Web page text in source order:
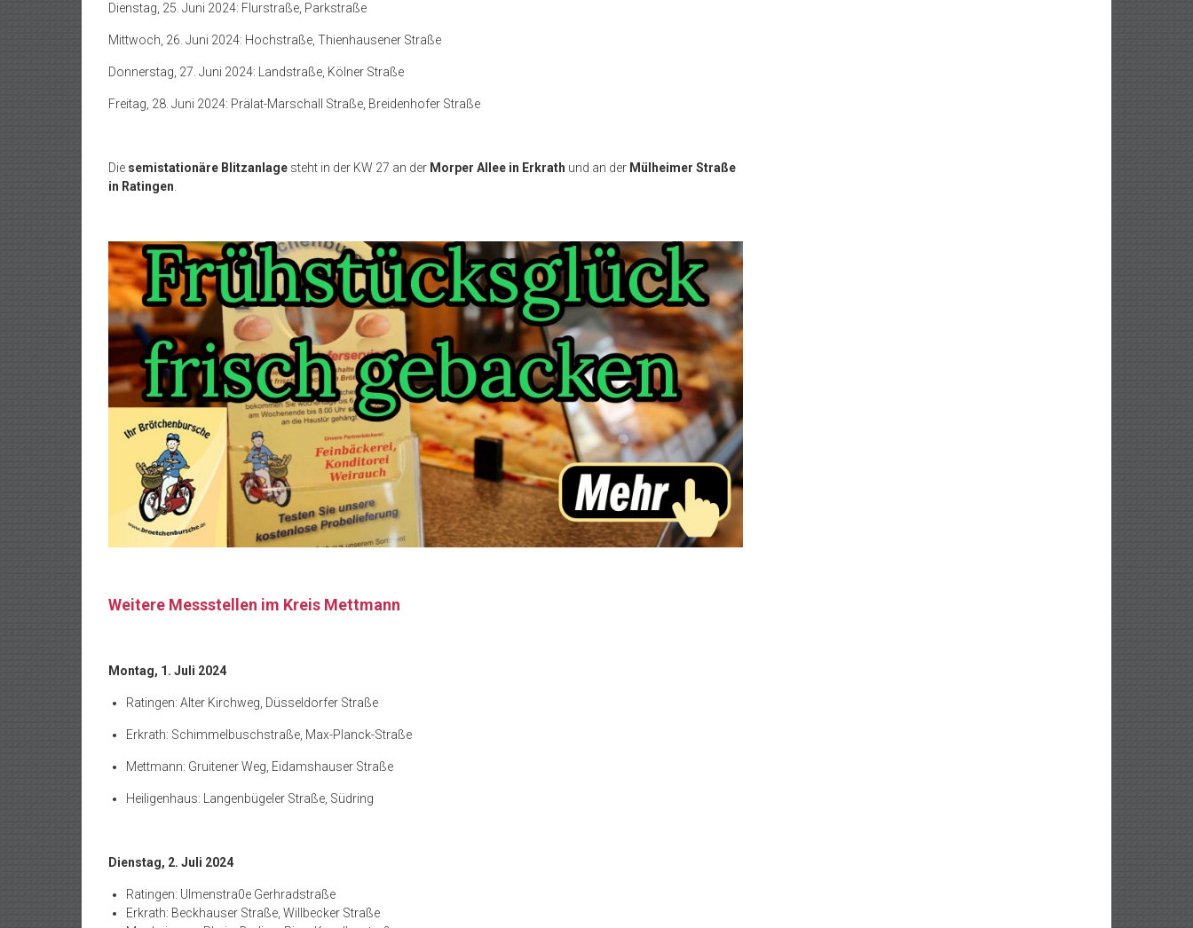
Dienstag, 25. Juni 2024: Flurstraße, Parkstraße
Mittwoch, 26. Juni 2024: Hochstraße, Thienhausener Straße
Donnerstag, 27. Juni 2024: Landstraße, Kölner Straße
Freitag, 28. Juni 2024: Prälat-Marschall Straße, Breidenhofer Straße
Die semistationäre Blitzanlage steht in der KW 27 an der Morper Allee in Erkrath und an der Mülheimer Straße
in Ratingen
Weitere Messstellen im Kreis Mettmann
Montag, 1. Juli 2024
Ratingen: Alter Kirchweg, Düsseldorfer Straße
Erkrath: Schimmelbuschstraße, Max-Planck-Straße
Mettmann: Gruitener Weg, Eidamshauser Straße
Heiligenhaus: Langenbügeler Straße, Südring
Dienstag, 2. Juli 2024
Ratingen: Ulmenstra0e Gerhradstraße
Erkrath: Beckhauser Straße, Willbecker Straße